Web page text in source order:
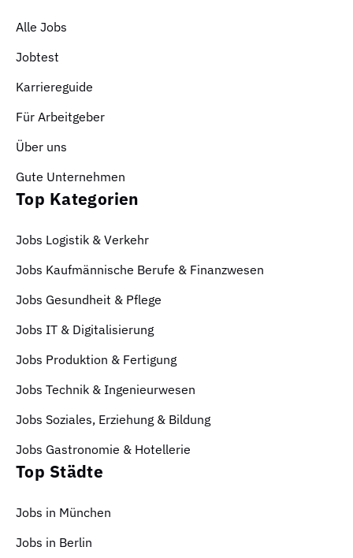
Alle Jobs
Jobtest
Karriereguide
Für Arbeitgeber
Über uns
Gute Unternehmen
Top Kategorien
Jobs Logistik & Verkehr
Jobs Kaufmännische Berufe & Finanzwesen
Jobs Gesundheit & Pflege
Jobs IT & Digitalisierung
Jobs Produktion & Fertigung
Jobs Technik & Ingenieurwesen
Jobs Soziales, Erziehung & Bildung
Jobs Gastronomie & Hotellerie
Top Städte
Jobs in München
Jobs in Berlin